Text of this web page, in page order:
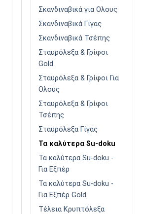
Σκανδιναβικά για Ολους
Σκανδιναβικά Γίγας
Σκανδιναβικά Τσέπης
Σταυρόλεξα & Γρίφοι
Gold
Σταυρόλεξα & Γρίφοι Για
Ολους
Σταυρόλεξα & Γρίφοι
Τσέπης
Σταυρόλεξα Γίγας
Τα καλύτερα Su-doku
Τα καλύτερα Su-doku -
Για Εξπέρ
Τα καλύτερα Su-doku -
Για Εξπέρ Gold
Τέλεια Κρυπτόλεξα
Τόμος 104
περισσότερα